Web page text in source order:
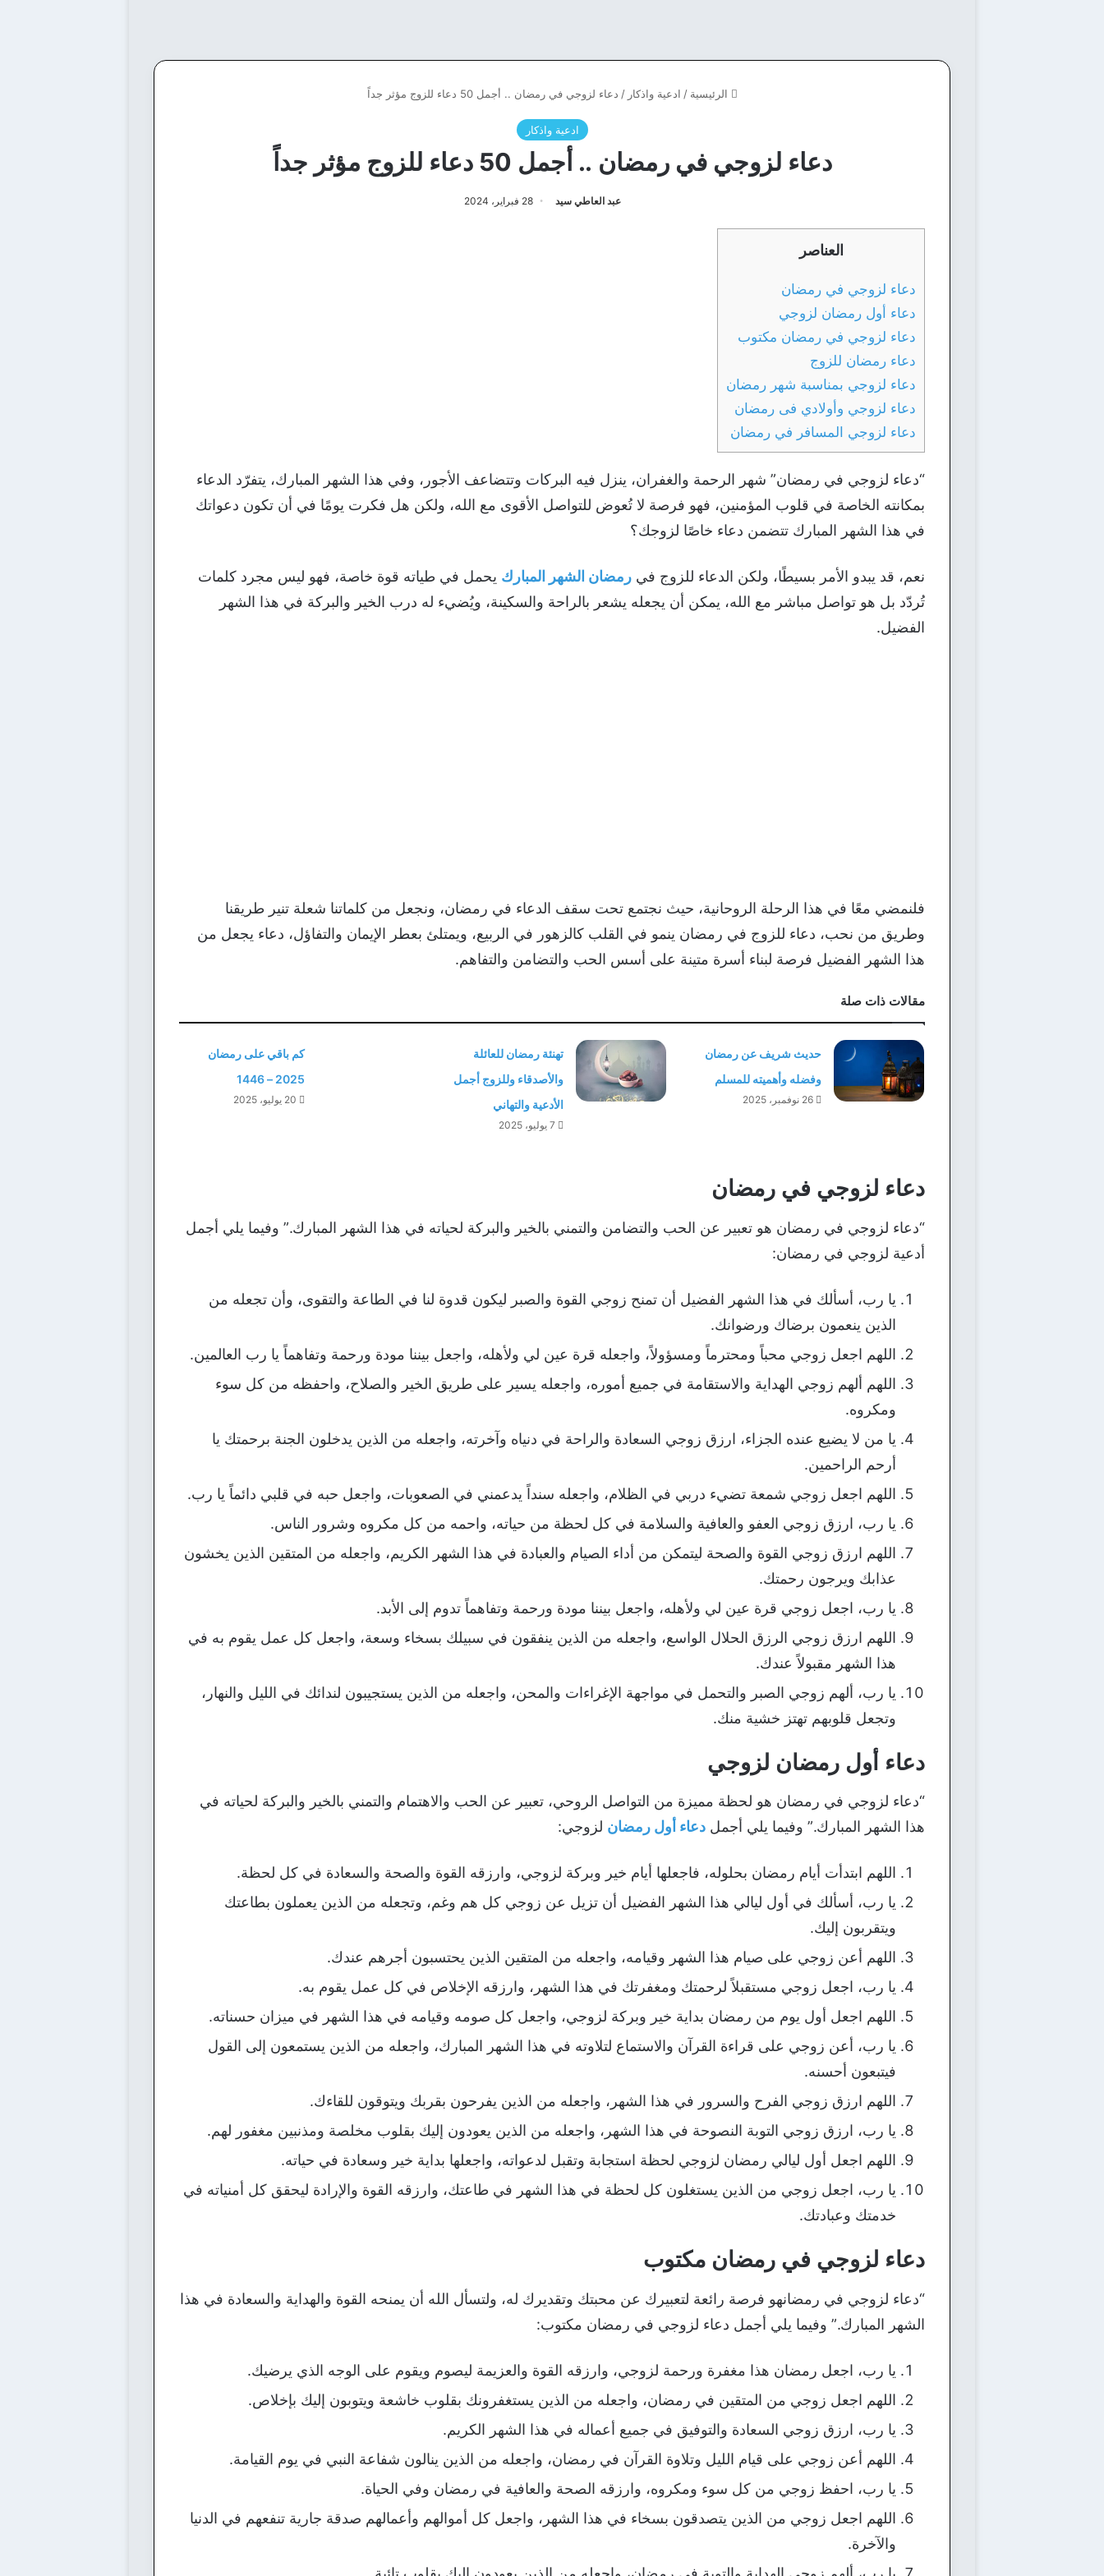
الرئيسية / ادعية واذكار / دعاء لزوجي في رمضان .. أجمل 50 دعاء للزوج مؤثر جداً
ادعية واذكار
دعاء لزوجي في رمضان .. أجمل 50 دعاء للزوج مؤثر جداً
عبد العاطي سيد 28 فبراير، 2024
العناصر
دعاء لزوجي في رمضان
دعاء أول رمضان لزوجي
دعاء لزوجي في رمضان مكتوب
دعاء رمضان للزوج
دعاء لزوجي بمناسبة شهر رمضان
دعاء لزوجي وأولادي فى رمضان
دعاء لزوجي المسافر في رمضان
“دعاء لزوجي في رمضان” شهر الرحمة والغفران، ينزل فيه البركات وتتضاعف الأجور، وفي هذا الشهر المبارك، يتفرّد الدعاء
بمكانته الخاصة في قلوب المؤمنين، فهو فرصة لا تُعوض للتواصل الأقوى مع الله، ولكن هل فكرت يومًا في أن تكون دعواتك
في هذا الشهر المبارك تتضمن دعاء خاصًا لزوجك؟
نعم، قد يبدو الأمر بسيطًا، ولكن الدعاء للزوج في رمضان الشهر المبارك يحمل في طياته قوة خاصة، فهو ليس مجرد كلمات
تُردّد بل هو تواصل مباشر مع الله، يمكن أن يجعله يشعر بالراحة والسكينة، ويُضيء له درب الخير والبركة في هذا الشهر
الفضيل.
فلنمضي معًا في هذا الرحلة الروحانية، حيث نجتمع تحت سقف الدعاء في رمضان، ونجعل من كلماتنا شعلة تنير طريقنا
وطريق من نحب، دعاء للزوج في رمضان ينمو في القلب كالزهور في الربيع، ويمتلئ بعطر الإيمان والتفاؤل، دعاء يجعل من
هذا الشهر الفضيل فرصة لبناء أسرة متينة على أسس الحب والتضامن والتفاهم.
مقالات ذات صلة
حديث شريف عن رمضان
وفضله وأهميته للمسلم
26 نوفمبر، 2025
تهنئة رمضان للعائلة
والأصدقاء وللزوج أجمل
الأدعية والتهاني
7 يوليو، 2025
كم باقي على رمضان
2025 – 1446
20 يوليو، 2025
دعاء لزوجي في رمضان
“دعاء لزوجي في رمضان هو تعبير عن الحب والتضامن والتمني بالخير والبركة لحياته في هذا الشهر المبارك.” وفيما يلي أجمل
أدعية لزوجي في رمضان:
يا رب، أسألك في هذا الشهر الفضيل أن تمنح زوجي القوة والصبر ليكون قدوة لنا في الطاعة والتقوى، وأن تجعله من
الذين ينعمون برضاك ورضوانك.
اللهم اجعل زوجي محباً ومحترماً ومسؤولاً، واجعله قرة عين لي ولأهله، واجعل بيننا مودة ورحمة وتفاهماً يا رب العالمين.
اللهم ألهم زوجي الهداية والاستقامة في جميع أموره، واجعله يسير على طريق الخير والصلاح، واحفظه من كل سوء
ومكروه.
يا من لا يضيع عنده الجزاء، ارزق زوجي السعادة والراحة في دنياه وآخرته، واجعله من الذين يدخلون الجنة برحمتك يا
أرحم الراحمين.
اللهم اجعل زوجي شمعة تضيء دربي في الظلام، واجعله سنداً يدعمني في الصعوبات، واجعل حبه في قلبي دائماً يا رب.
يا رب، ارزق زوجي العفو والعافية والسلامة في كل لحظة من حياته، واحمه من كل مكروه وشرور الناس.
اللهم ارزق زوجي القوة والصحة ليتمكن من أداء الصيام والعبادة في هذا الشهر الكريم، واجعله من المتقين الذين يخشون
عذابك ويرجون رحمتك.
يا رب، اجعل زوجي قرة عين لي ولأهله، واجعل بيننا مودة ورحمة وتفاهماً تدوم إلى الأبد.
اللهم ارزق زوجي الرزق الحلال الواسع، واجعله من الذين ينفقون في سبيلك بسخاء وسعة، واجعل كل عمل يقوم به في
هذا الشهر مقبولاً عندك.
يا رب، ألهم زوجي الصبر والتحمل في مواجهة الإغراءات والمحن، واجعله من الذين يستجيبون لندائك في الليل والنهار،
وتجعل قلوبهم تهتز خشية منك.
دعاء أول رمضان لزوجي
“دعاء لزوجي في رمضان هو لحظة مميزة من التواصل الروحي، تعبير عن الحب والاهتمام والتمني بالخير والبركة لحياته في
هذا الشهر المبارك.” وفيما يلي أجمل دعاء أول رمضان لزوجي:
اللهم ابتدأت أيام رمضان بحلوله، فاجعلها أيام خير وبركة لزوجي، وارزقه القوة والصحة والسعادة في كل لحظة.
يا رب، أسألك في أول ليالي هذا الشهر الفضيل أن تزيل عن زوجي كل هم وغم، وتجعله من الذين يعملون بطاعتك
ويتقربون إليك.
اللهم أعن زوجي على صيام هذا الشهر وقيامه، واجعله من المتقين الذين يحتسبون أجرهم عندك.
يا رب، اجعل زوجي مستقبلاً لرحمتك ومغفرتك في هذا الشهر، وارزقه الإخلاص في كل عمل يقوم به.
اللهم اجعل أول يوم من رمضان بداية خير وبركة لزوجي، واجعل كل صومه وقيامه في هذا الشهر في ميزان حسناته.
يا رب، أعن زوجي على قراءة القرآن والاستماع لتلاوته في هذا الشهر المبارك، واجعله من الذين يستمعون إلى القول
فيتبعون أحسنه.
اللهم ارزق زوجي الفرح والسرور في هذا الشهر، واجعله من الذين يفرحون بقربك ويتوقون للقاءك.
يا رب، ارزق زوجي التوبة النصوحة في هذا الشهر، واجعله من الذين يعودون إليك بقلوب مخلصة ومذنبين مغفور لهم.
اللهم اجعل أول ليالي رمضان لزوجي لحظة استجابة وتقبل لدعواته، واجعلها بداية خير وسعادة في حياته.
يا رب، اجعل زوجي من الذين يستغلون كل لحظة في هذا الشهر في طاعتك، وارزقه القوة والإرادة ليحقق كل أمنياته في
خدمتك وعبادتك.
دعاء لزوجي في رمضان مكتوب
“دعاء لزوجي في رمضانهو فرصة رائعة لتعبيرك عن محبتك وتقديرك له، ولتسأل الله أن يمنحه القوة والهداية والسعادة في هذا
الشهر المبارك.” وفيما يلي أجمل دعاء لزوجي في رمضان مكتوب:
يا رب، اجعل رمضان هذا مغفرة ورحمة لزوجي، وارزقه القوة والعزيمة ليصوم ويقوم على الوجه الذي يرضيك.
اللهم اجعل زوجي من المتقين في رمضان، واجعله من الذين يستغفرونك بقلوب خاشعة ويتوبون إليك بإخلاص.
يا رب، ارزق زوجي السعادة والتوفيق في جميع أعماله في هذا الشهر الكريم.
اللهم أعن زوجي على قيام الليل وتلاوة القرآن في رمضان، واجعله من الذين ينالون شفاعة النبي في يوم القيامة.
يا رب، احفظ زوجي من كل سوء ومكروه، وارزقه الصحة والعافية في رمضان وفي الحياة.
اللهم اجعل زوجي من الذين يتصدقون بسخاء في هذا الشهر، واجعل كل أموالهم وأعمالهم صدقة جارية تنفعهم في الدنيا
والآخرة.